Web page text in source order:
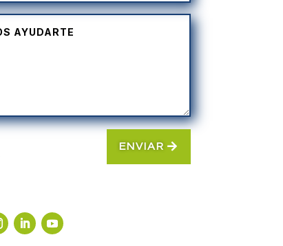
ENVIAR